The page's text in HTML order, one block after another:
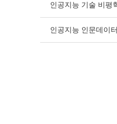
인공지능 기술 비평
인공지능 인문데이